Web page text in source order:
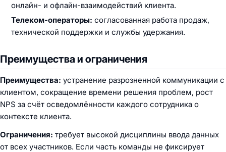
онлайн- и офлайн-взаимодействий клиента.
Телеком-операторы: согласованная работа продаж,
технической поддержки и службы удержания.
Преимущества и ограничения
Преимущества: устранение разрозненной коммуникации с
клиентом, сокращение времени решения проблем, рост
NPS за счёт осведомлённости каждого сотрудника о
контексте клиента.
Ограничения: требует высокой дисциплины ввода данных
от всех участников. Если часть команды не фиксирует